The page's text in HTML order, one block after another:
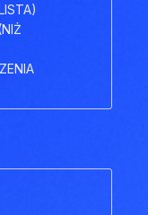
OBNIŻONYM